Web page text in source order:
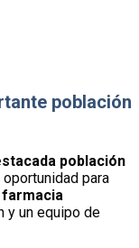
población
población
para
y un equipo de